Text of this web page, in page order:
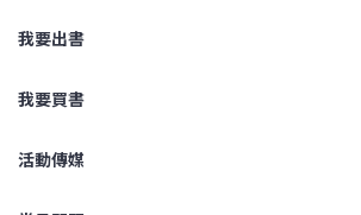
我要出書
我要買書
活動傳媒